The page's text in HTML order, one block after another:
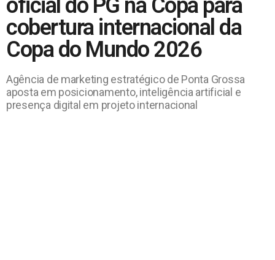
oficial do PG na Copa para
cobertura internacional da
Copa do Mundo 2026
Agência de marketing estratégico de Ponta Grossa
aposta em posicionamento, inteligência artificial e
presença digital em projeto internacional